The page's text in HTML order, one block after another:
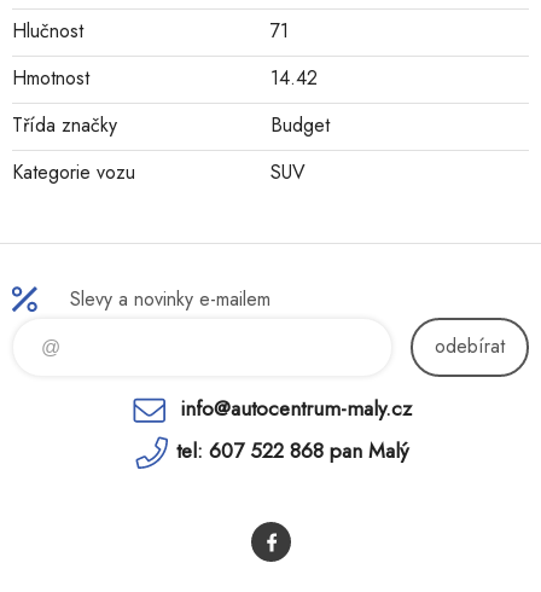
Hlučnost
71
Hmotnost
14.42
Třída značky
Budget
Kategorie vozu
SUV
Slevy a novinky e-mailem
odebírat
info@autocentrum-maly.cz
tel: 607 522 868 pan Malý